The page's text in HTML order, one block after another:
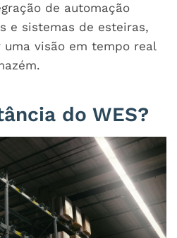
de automação
e sistemas de esteiras,
visão em tempo real
do WES?